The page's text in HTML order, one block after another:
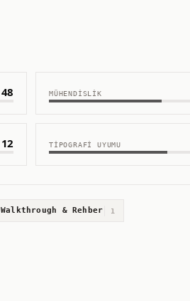
48 MÜHENDISLIK
12 TIPOGRAFI UYUMU
Walkthrough & Rehber 1